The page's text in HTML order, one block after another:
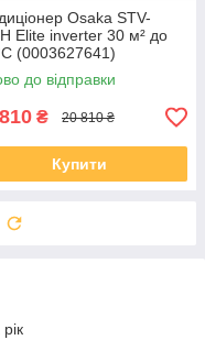
Osaka STV-
Elite inverter 30 м² до
(0003627641)
до відправки
₴ 20 810 ₴
Купити